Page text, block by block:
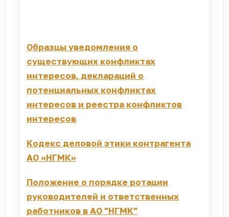
Образцы уведомления о
существующих конфликтах
интересов, деклараций о
потенциальных конфликтах
интересов и реестра конфликтов
интересов
Кодекс деловой этики контрагента
АО «НГМК»
Положение о порядке ротации
руководителей и ответственных
работников в АО "НГМК"